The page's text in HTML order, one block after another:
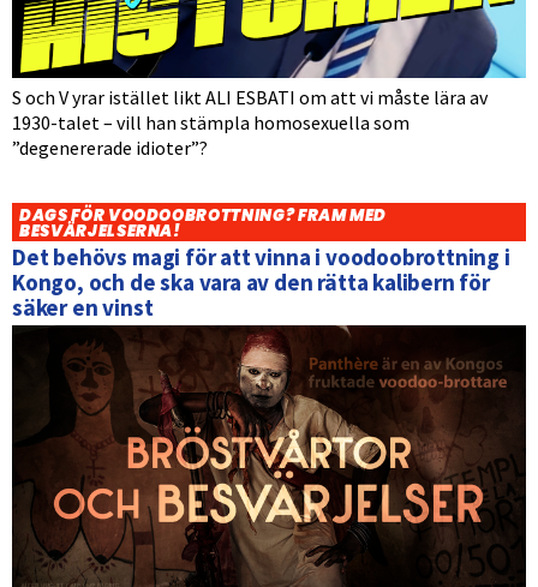
S och V yrar istället likt ALI ESBATI om att vi måste lära av
1930-talet – vill han stämpla homosexuella som
”degenererade idioter”?
DAGS FÖR VOODOOBROTTNING? FRAM MED
BESVÄRJELSERNA!
Det behövs magi för att vinna i voodoobrottning i
Kongo, och de ska vara av den rätta kalibern för
säker en vinst